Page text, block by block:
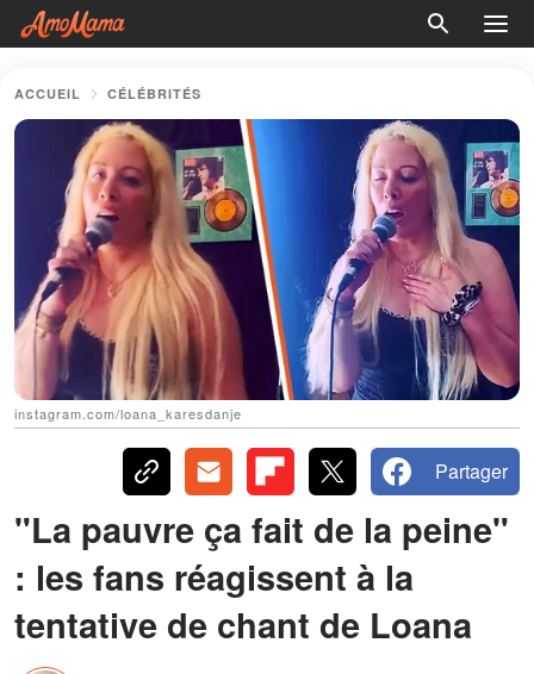
ACCUEIL CÉLÉBRITÉS
instagram.com/loana_karesdanje
Partager
"La pauvre ça fait de la peine"
: les fans réagissent à la
tentative de chant de Loana